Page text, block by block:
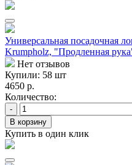
Универсальная посадочная
Krumpholz, "Продленная
Нет отзывов
Купили: 58 шт
4650 р.
Количество:
-
В корзину
Купить в один клик